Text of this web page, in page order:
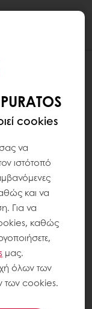
cookies
να
ιστότοπό
και να
Για να
καθώς
μας.
όλων των
των cookies.